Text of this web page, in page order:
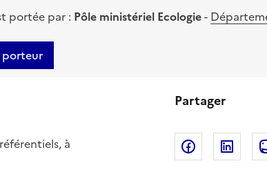
portée par : Pôle ministériel Ecologie-
à
Partager
Partager